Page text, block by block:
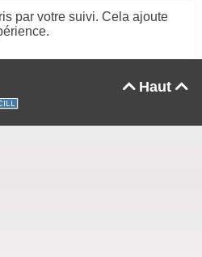
par votre suivi. Cela ajoute
Haut 